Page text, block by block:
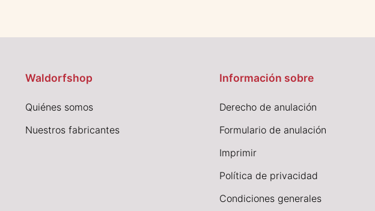
Waldorfshop
Quiénes somos
Nuestros fabricantes
Información sobre
Derecho de anulación
Formulario de anulación
Imprimir
Política de privacidad
Condiciones generales